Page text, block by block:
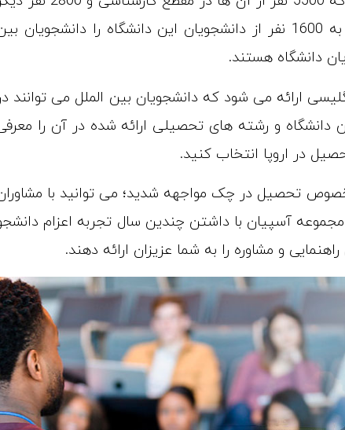
نیز در مقطع کارشناسی ارشد تحصیل می کنند. نزدیک به 1600 نفر از دانشجویان این دانشگاه را دانشجویان
انگلیسی ارائه می شود که دانشجویان بین الملل می توانند
دانشگاه و رشته های تحصیلی ارائه شده در آن را
در اروپا انتخاب کنید.
تحصیل در چک مواجهه شدید؛ می توانید با
آسپیان با داشتن چندین سال تجربه اعزام
و مشاوره را به شما عزیزان ارائه دهند.